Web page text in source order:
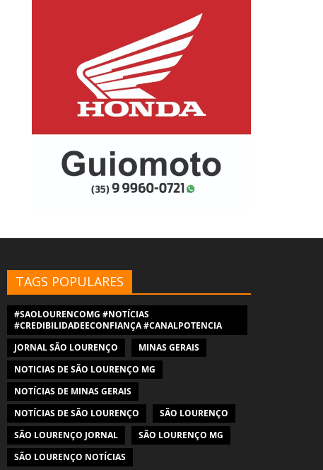
TAGS POPULARES
#SAOLOURENCOMG #NOTÍCIAS
#CREDIBILIDADEECONFIANÇA #CANALPOTENCIA
JORNAL SÃO LOURENÇO
MINAS GERAIS
NOTICIAS DE SÃO LOURENÇO MG
NOTÍCIAS DE MINAS GERAIS
NOTÍCIAS DE SÃO LOURENÇO
SÃO LOURENÇO
SÃO LOURENÇO JORNAL
SÃO LOURENÇO MG
SÃO LOURENÇO NOTÍCIAS